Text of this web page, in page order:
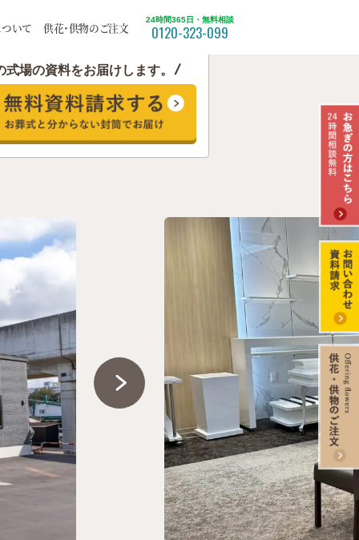
いて
みた
祉葬
いて 供花・供物のご注文
24時間365日・無料相談
0120-323-099
式場の資料をお届けします。